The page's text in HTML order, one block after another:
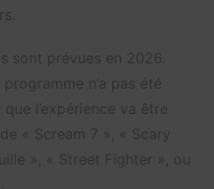
sont prévues en 2026.
n’a pas été
l’expérience va être
« Scream 7 », « Scary
», « Street Fighter », ou